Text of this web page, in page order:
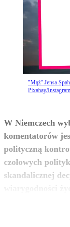
"Mąż" Jensa
Pixabay/
W Niemczech
komentatorów
polityczną
czołowych
skandalicznej